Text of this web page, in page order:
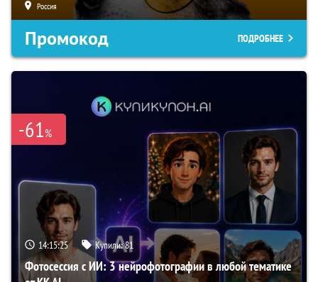
Россия
Промокод ПОДРОБНЕЕ
-61%
14:15:24 Купили:81
Фотосессия с ИИ: 3 нейрофотографии в любой тематике